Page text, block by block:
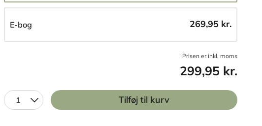
E-bog 269,95 kr.
Prisen er inkl, moms
299,95 kr.
1 Tilføj til kurv